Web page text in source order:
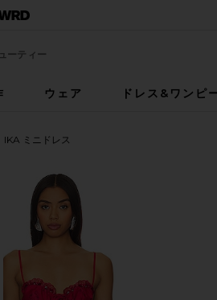
ーティー
ウェア ドレス&ワンピ
ミニドレス
Love & Lemons Annika Mini Dress in